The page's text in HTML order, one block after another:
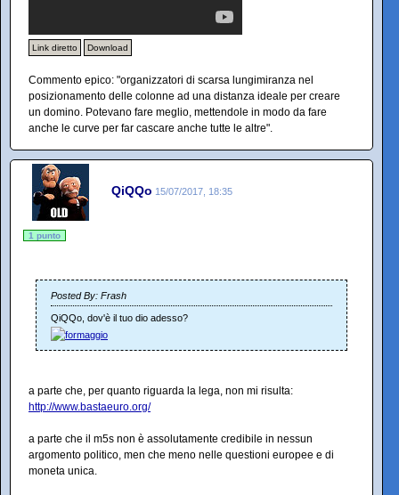
Link diretto Download
Commento epico: "organizzatori di scarsa lungimiranza nel
posizionamento delle colonne ad una distanza ideale per creare
un domino. Potevano fare meglio, mettendole in modo da fare
anche le curve per far cascare anche tutte le altre".
QiQQo 15/07/2017, 18:35
1 punto
Posted By: Frash
QiQQo, dov'è il tuo dio adesso?
a parte che, per quanto riguarda la lega, non mi risulta:
http://www.bastaeuro.org/
a parte che il m5s non è assolutamente credibile in nessun
argomento politico, men che meno nelle questioni europee e di
moneta unica.